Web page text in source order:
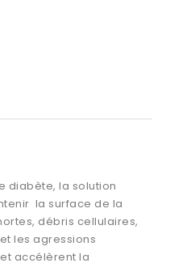
diabète, la solution
la surface de la
débris cellulaires,
les agressions
accélèrent la